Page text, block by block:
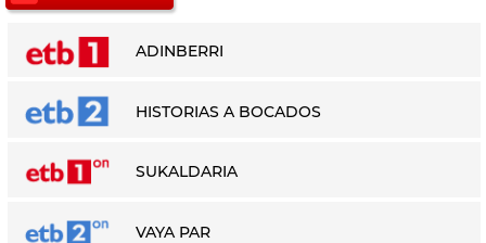
ADINBERRI
HISTORIAS A BOCADOS
SUKALDARIA
VAYA PAR